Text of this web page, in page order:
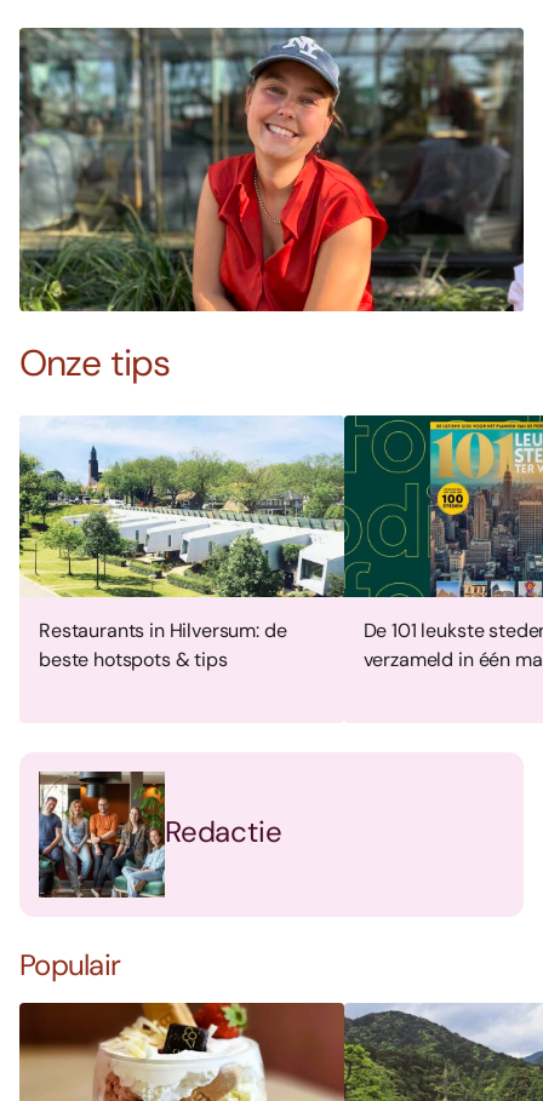
Onze tips
Restaurants in Hilversum: de
beste hotspots & tips
De 101 leukste
verzameld in één
Redactie
Populair